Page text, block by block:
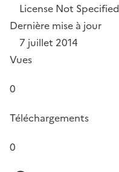
License Not Specified
Dernière mise à jour
7 juillet 2014
Vues
0
Téléchargements
0